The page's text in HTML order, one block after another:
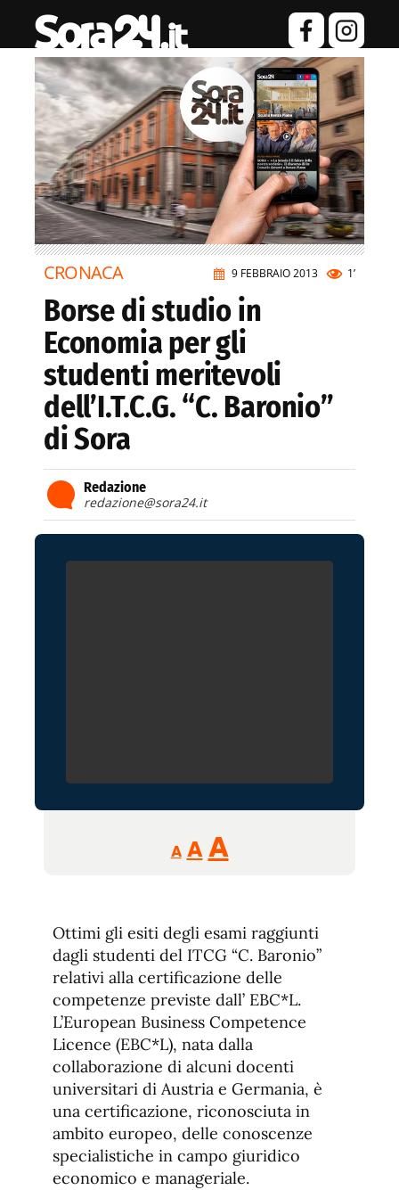
9 FEBBRAIO 2013 1’
CRONACA
Borse di studio in
Economia per gli
studenti meritevoli
dell’I.T.C.G. “C. Baronio”
di Sora
Redazione
redazione@sora24.it
A
Reducir
tamaño
A Restablecer
fuente
AAumentar
de
fuente.
Ottimi gli esiti degli esami raggiunti
dagli studenti del ITCG “C. Baronio”
relativi alla certificazione delle
competenze previste dall’ EBC*L.
L’European Business Competence
Licence (EBC*L), nata dalla
collaborazione di alcuni docenti
universitari di Austria e Germania, è
una certificazione, riconosciuta in
ambito europeo, delle conoscenze
specialistiche in campo giuridico
economico e manageriale.